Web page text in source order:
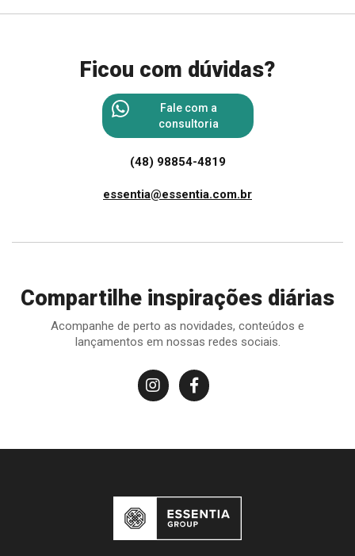
Ficou com dúvidas?
Fale com a
consultoria
(48) 98854-4819
essentia@essentia.com.br
Compartilhe inspirações diárias
Acompanhe de perto as novidades, conteúdos e
lançamentos em nossas redes sociais.